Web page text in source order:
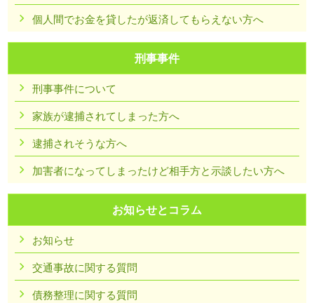
個人間でお金を貸したが返済してもらえない方へ
刑事事件
刑事事件について
家族が逮捕されてしまった方へ
逮捕されそうな方へ
加害者になってしまったけど相手方と示談したい方へ
お知らせとコラム
お知らせ
交通事故に関する質問
債務整理に関する質問